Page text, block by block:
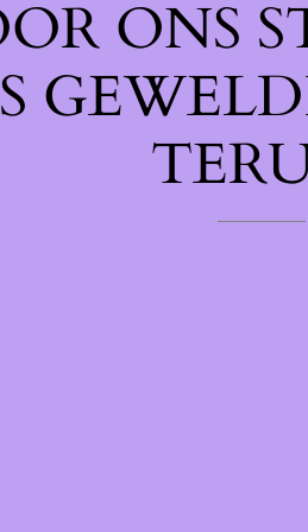
ONS